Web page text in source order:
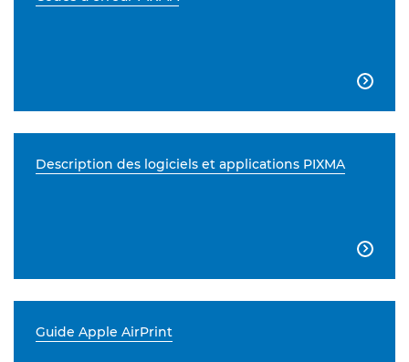

Description des logiciels et applications PIXMA

Guide Apple AirPrint